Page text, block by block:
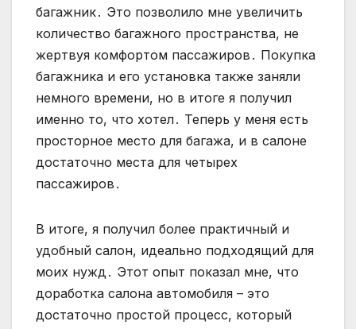
багажник․ Это позволило мне увеличить
количество багажного пространства, не
жертвуя комфортом пассажиров․ Покупка
багажника и его установка также заняли
немного времени, но в итоге я получил
именно то, что хотел․ Теперь у меня есть
просторное место для багажа, и в салоне
достаточно места для четырех
пассажиров․
В итоге, я получил более практичный и
удобный салон, идеально подходящий для
моих нужд․ Этот опыт показал мне, что
доработка салона автомобиля – это
достаточно простой процесс, который